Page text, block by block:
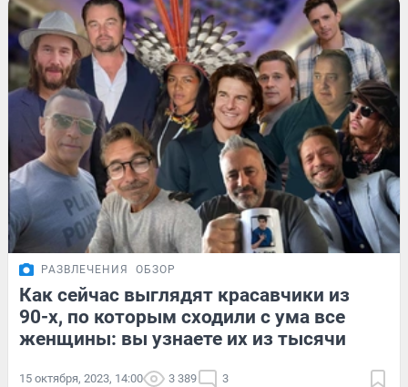
РАЗВЛЕЧЕНИЯ ОБЗОР
Как сейчас выглядят красавчики из
90-х, по которым сходили с ума все
женщины: вы узнаете их из тысячи
15 октября, 2023, 14:00 3 389 3